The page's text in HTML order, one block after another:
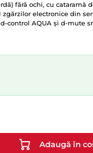
fără ochi, cu cataramă
electronice din
control AQUA și d-mute
Adaugă în